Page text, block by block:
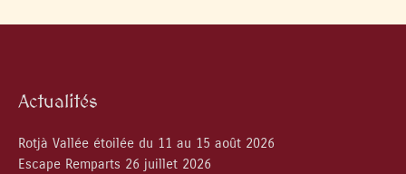
Actualités
Rotjà Vallée étoilée du 11 au 15 août 2026
Escape Remparts 26 juillet 2026